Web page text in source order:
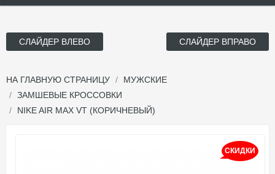
СЛАЙДЕР ВЛЕВО СЛАЙДЕР ВПРАВО
НА ГЛАВНУЮ СТРАНИЦУ
МУЖСКИЕ
ЗАМШЕВЫЕ КРОССОВКИ
NIKE AIR MAX VT (КОРИЧНЕВЫЙ)
СКИДКИ